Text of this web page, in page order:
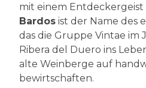
mit einem
Bardos ist der Name des
das die Gruppe Vintae im
Ribera del Duero ins
alte Weinberge auf
bewirtschaften.